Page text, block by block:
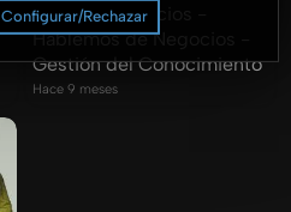
Configurar/Rechazar
Aroma a Negocios -
Hablemos de Negocios -
Gestión del Conocimiento
Hace 9 meses